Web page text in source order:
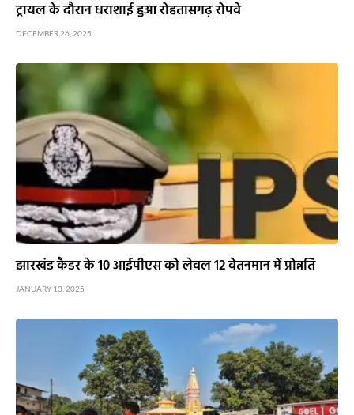
ट्रायल के दौरान धराशाई हुआ रोहतासगढ़ रोपवे
DECEMBER 26, 2025
झारखंड कैडर के 10 आईपीएस को लेवल 12 वेतनमान में प्रोन्नति
JANUARY 13, 2025